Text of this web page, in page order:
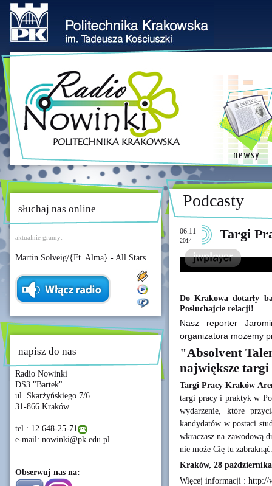
słuchaj nas online
aktualnie gramy:
Martin Solveig/{Ft. Alma} - All Stars
napisz do nas
Radio Nowinki
DS3 "Bartek"
ul. Skarżyńskiego 7/6
31-866 Kraków
tel.: 12 648-25-71
e-mail: nowinki@pk.edu.pl
Obserwuj nas na:
Podcasty
06.11
2014 Targi
Do Krakowa dotarły
Posłuchajcie relacji!
Nasz reporter
organizatora możemy
"Absolvent
największe
Targi Pracy Kraków
targi pracy i praktyk w
wydarzenie, które
kandydatów w postaci
wkraczasz na zawodową
nie może Cię tu zabraknąć.
Kraków, 28
Więcej informacji : http://